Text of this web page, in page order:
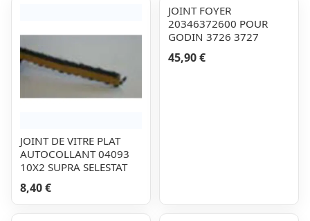
JOINT DE VITRE PLAT
AUTOCOLLANT 04093
10X2 SUPRA SELESTAT
8,40 €
JOINT FOYER
20346372600 POUR
GODIN 3726 3727
45,90 €